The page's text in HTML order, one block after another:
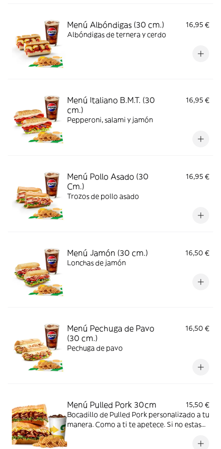
Menú Albóndigas (30 cm.)
16,95 €
Albóndigas de ternera y cerdo
Menú Italiano B.M.T. (30
cm.)
16,95 €
Pepperoni, salami y jamón
Menú Pollo Asado (30
Cm.)
16,95 €
Trozos de pollo asado
Menú Jamón (30 cm.)
16,50 €
Lonchas de jamón
Menú Pechuga de Pavo
(30 cm.)
16,50 €
Pechuga de pavo
Menú Pulled Pork 30cm
15,50 €
Bocadillo de Pulled Pork personalizado a tu
manera. Como a ti te apetece. Si no estas
crearlo con Mozarella/Cheddar + salsa BBQ